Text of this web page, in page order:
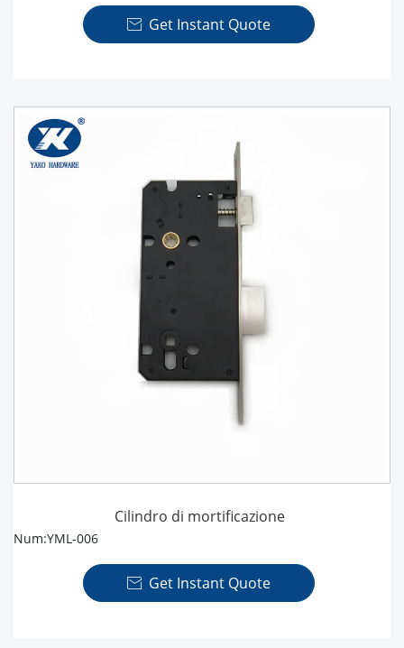
 Get Instant Quote
Cilindro di mortificazione
Num:YML-006
 Get Instant Quote